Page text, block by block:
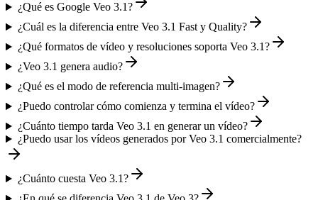
¿Qué es Google Veo 3.1?
¿Cuál es la diferencia entre Veo 3.1 Fast y Quality?
¿Qué formatos de vídeo y resoluciones soporta Veo 3.1?
¿Veo 3.1 genera audio?
¿Qué es el modo de referencia multi-imagen?
¿Puedo controlar cómo comienza y termina el vídeo?
¿Cuánto tiempo tarda Veo 3.1 en generar un vídeo?
¿Puedo usar los vídeos generados por Veo 3.1 comercialmente?
¿Cuánto cuesta Veo 3.1?